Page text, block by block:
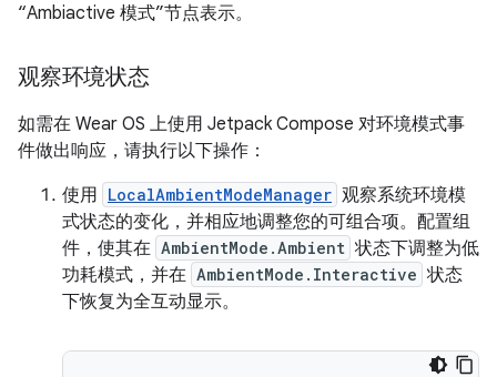
“Ambiactive 模式”节点表示。
观察环境状态
如需在 Wear OS 上使用 Jetpack Compose 对环境模式事
件做出响应，请执行以下操作：
使用 LocalAmbientModeManager 观察系统环境模
式状态的变化，并相应地调整您的可组合项。配置组
件，使其在 AmbientMode.Ambient 状态下调整为低
功耗模式，并在 AmbientMode.Interactive 状态
下恢复为全互动显示。